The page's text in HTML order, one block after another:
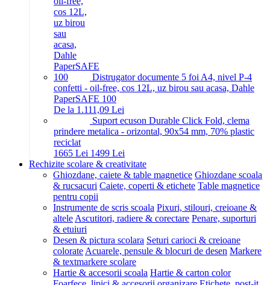
Distrugator documente 5 foi A4, nivel P-4
confetti - oil-free, cos 12L, uz birou sau acasa, Dahle
PaperSAFE 100
De la 1.111,09 Lei
Suport ecuson Durable Click Fold, clema
prindere metalica - orizontal, 90x54 mm, 70% plastic
reciclat
1665 Lei 1499 Lei
Rechizite scolare & creativitate
Ghiozdane, caiete & table magnetice Ghiozdane scoala
& rucsacuri Caiete, coperti & etichete Table magnetice
pentru copii
Instrumente de scris scoala Pixuri, stilouri, creioane &
altele Ascutitori, radiere & corectare Penare, suporturi
& etuiuri
Desen & pictura scolara Seturi carioci & creioane
colorate Acuarele, pensule & blocuri de desen Markere
& textmarkere scolare
Hartie & accesorii scoala Hartie & carton color